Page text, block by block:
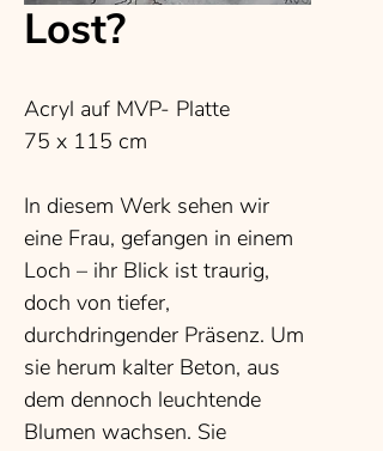
Lost?
Acryl auf MVP- Platte
75 x 115 cm
In diesem Werk sehen wir
eine Frau, gefangen in einem
Loch – ihr Blick ist traurig,
doch von tiefer,
durchdringender Präsenz. Um
sie herum kalter Beton, aus
dem dennoch leuchtende
Blumen wachsen. Sie